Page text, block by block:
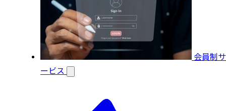
会員制サ
ービス